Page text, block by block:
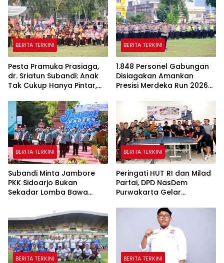
BERITA TERKINI
Pesta Pramuka Prasiaga,
dr. Sriatun Subandi: Anak
Tak Cukup Hanya Pintar,
Dibentuk Sejak Dini
BERITA TERKINI
1.848 Personel Gabungan
Disiagakan Amankan
Presisi Merdeka Run 2026
BERITA TERKINI
Subandi Minta Jambore
PKK Sidoarjo Bukan
Sekadar Lomba Bawa
untuk Warga
BERITA TERKINI
Peringati HUT RI dan Milad
Partai, DPD NasDem
Purwakarta Gelar
hingga Baksos Gratis
BERITA TERKINI BERITA TERKINI